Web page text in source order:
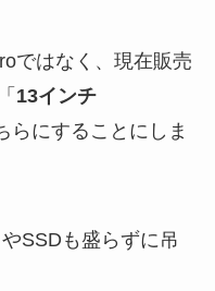
ではなく、 現在販売
「 13インチ
らにすることにしま
SSDも盛らずに吊